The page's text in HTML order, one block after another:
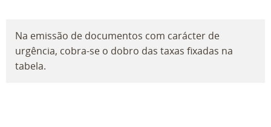
Na emissão de documentos com carácter de
urgência, cobra-se o dobro das taxas fixadas na
tabela.